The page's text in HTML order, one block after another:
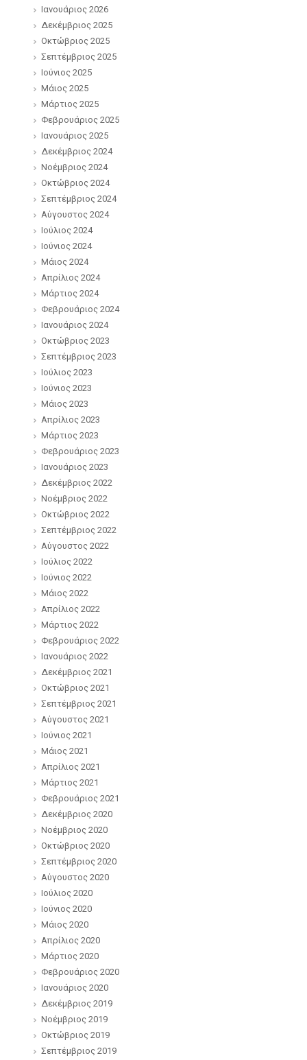
Ιανουάριος 2026
Δεκέμβριος 2025
Οκτώβριος 2025
Σεπτέμβριος 2025
Ιούνιος 2025
Μάιος 2025
Μάρτιος 2025
Φεβρουάριος 2025
Ιανουάριος 2025
Δεκέμβριος 2024
Νοέμβριος 2024
Οκτώβριος 2024
Σεπτέμβριος 2024
Αύγουστος 2024
Ιούλιος 2024
Ιούνιος 2024
Μάιος 2024
Απρίλιος 2024
Μάρτιος 2024
Φεβρουάριος 2024
Ιανουάριος 2024
Οκτώβριος 2023
Σεπτέμβριος 2023
Ιούλιος 2023
Ιούνιος 2023
Μάιος 2023
Απρίλιος 2023
Μάρτιος 2023
Φεβρουάριος 2023
Ιανουάριος 2023
Δεκέμβριος 2022
Νοέμβριος 2022
Οκτώβριος 2022
Σεπτέμβριος 2022
Αύγουστος 2022
Ιούλιος 2022
Ιούνιος 2022
Μάιος 2022
Απρίλιος 2022
Μάρτιος 2022
Φεβρουάριος 2022
Ιανουάριος 2022
Δεκέμβριος 2021
Οκτώβριος 2021
Σεπτέμβριος 2021
Αύγουστος 2021
Ιούνιος 2021
Μάιος 2021
Απρίλιος 2021
Μάρτιος 2021
Φεβρουάριος 2021
Δεκέμβριος 2020
Νοέμβριος 2020
Οκτώβριος 2020
Σεπτέμβριος 2020
Αύγουστος 2020
Ιούλιος 2020
Ιούνιος 2020
Μάιος 2020
Απρίλιος 2020
Μάρτιος 2020
Φεβρουάριος 2020
Ιανουάριος 2020
Δεκέμβριος 2019
Νοέμβριος 2019
Οκτώβριος 2019
Σεπτέμβριος 2019